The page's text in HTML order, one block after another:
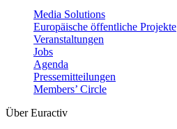
Media Solutions
Europäische öffentliche Projekte
Veranstaltungen
Jobs
Agenda
Pressemitteilungen
Members’ Circle
Über Euractiv